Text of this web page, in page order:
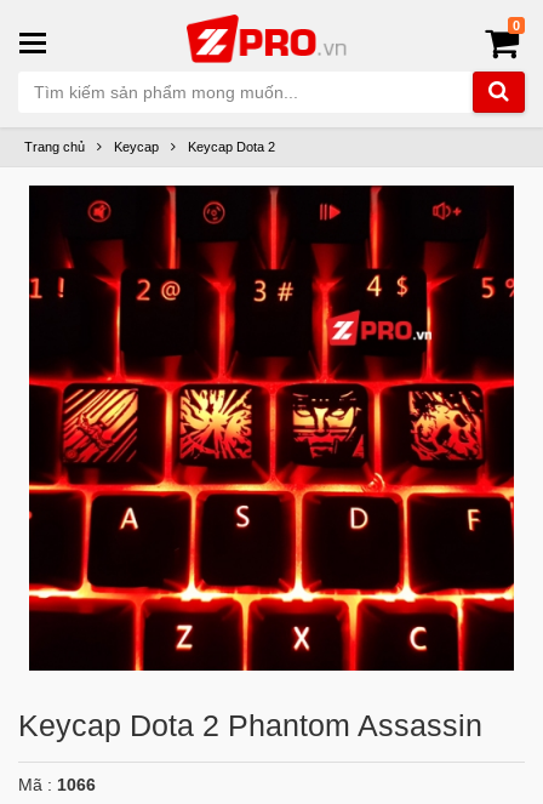
0
Trang chủ Keycap Keycap Dota 2
Keycap Dota 2 Phantom Assassin
Mã : 1066